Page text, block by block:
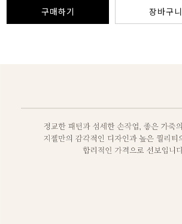
구매하기 장바구니